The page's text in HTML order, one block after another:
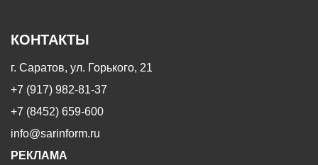
КОНТАКТЫ
г. Саратов, ул. Горького, 21
+7 (917) 982-81-37
+7 (8452) 659-600
info@sarinform.ru
РЕКЛАМА